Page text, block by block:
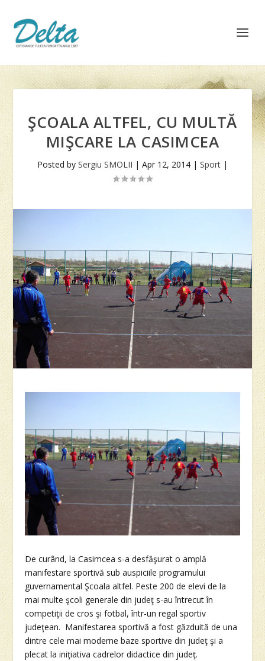
ŞCOALA ALTFEL, CU MULTĂ
MIŞCARE LA CASIMCEA
Posted by Sergiu SMOLII | Apr 12, 2014 | Sport |
De curând, la Casimcea s-a desfăşurat o amplă
manifestare sportivă sub auspiciile programului
guvernamental Şcoala altfel. Peste 200 de elevi de la
mai multe şcoli generale din judeţ s-au întrecut în
competiţii de cros şi fotbal, într-un regal sportiv
judeţean. Manifestarea sportivă a fost găzduită de una
dintre cele mai moderne baze sportive din judeţ şi a
plecat la iniţiativa cadrelor didactice din judeţ.